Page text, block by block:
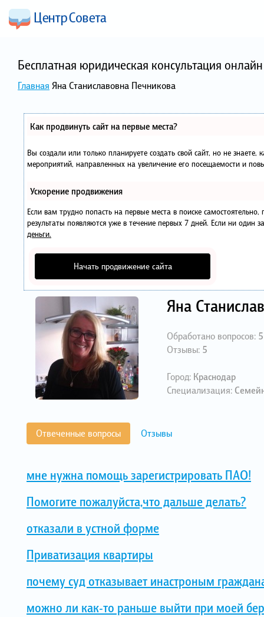
Бесплатная юридическая консультация
Главная Яна Станиславовна Печникова
Как продвинуть сайт на первые места?
Вы создали или только планируете создать свой сайт, но не
мероприятий, направленных на увеличение его посещаемости и
Ускорение продвижения
Если вам трудно попасть на первые места в поиске
результаты появляются уже в течение первых 7 дней. Если ни один
деньги.
Начать продвижение сайта
Яна
Обработано вопросов:
Отзывы: 5
Город: Краснодар
Специализация:
Отвеченные вопросы Отзывы
мне нужна помощь зарегистрировать ПАО!
Помогите пожалуйста,что дальше делать?
отказали в устной форме
Приватизация квартиры
почему суд отказывает инастроным
можно ли как-то раньше выйти при моей